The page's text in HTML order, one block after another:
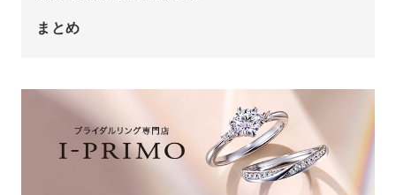
まとめエピソード